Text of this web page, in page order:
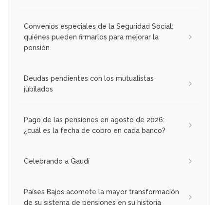
Convenios especiales de la Seguridad Social:
quiénes pueden firmarlos para mejorar la
pensión
Deudas pendientes con los mutualistas
jubilados
Pago de las pensiones en agosto de 2026:
¿cuál es la fecha de cobro en cada banco?
Celebrando a Gaudí
Países Bajos acomete la mayor transformación
de su sistema de pensiones en su historia